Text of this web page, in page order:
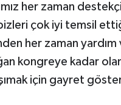
her zaman
çok iyi temsil
her zaman yardım
kongreye kadar
için gayret